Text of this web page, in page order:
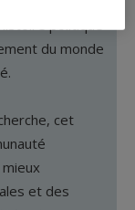
politique
du monde
cet
et des